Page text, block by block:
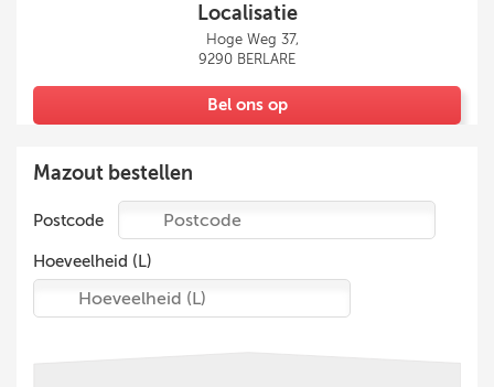
Localisatie
Hoge Weg 37,
9290 BERLARE
Bel ons op
Mazout bestellen
Postcode
Hoeveelheid (L)